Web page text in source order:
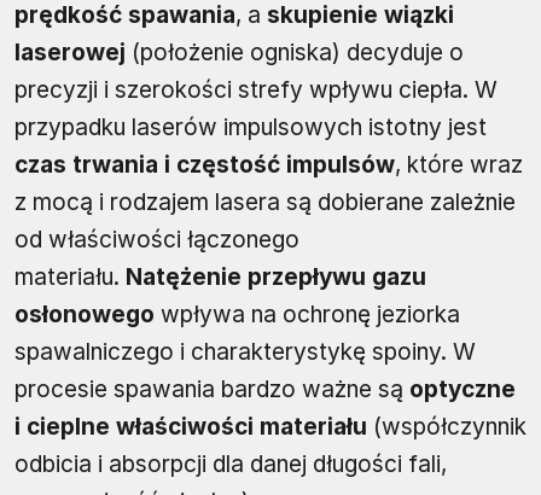
prędkość spawania, a skupienie wiązki
laserowej (położenie ogniska) decyduje o
precyzji i szerokości strefy wpływu ciepła. W
przypadku laserów impulsowych istotny jest
czas trwania i częstość impulsów, które wraz
z mocą i rodzajem lasera są dobierane zależnie
od właściwości łączonego
materiału. Natężenie przepływu gazu
osłonowego wpływa na ochronę jeziorka
spawalniczego i charakterystykę spoiny. W
procesie spawania bardzo ważne są optyczne
i cieplne właściwości materiału (współczynnik
odbicia i absorpcji dla danej długości fali,